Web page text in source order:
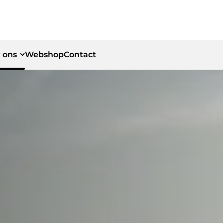
ons WebshopContact